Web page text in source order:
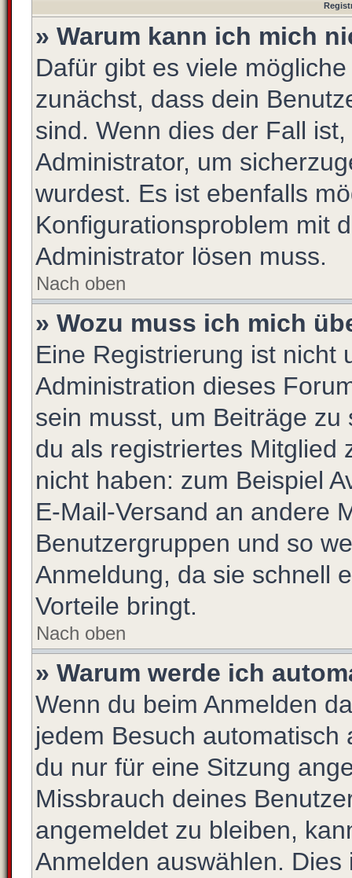
» Warum kann ich mich
Dafür gibt es viele
zunächst, dass dein
sind. Wenn dies der Fall
Administrator, um
wurdest. Es ist ebenfalls
Konfigurationsproblem mit
Administrator lösen muss.
Nach oben
» Wozu muss ich mich
Eine Registrierung ist nicht
Administration dieses
sein musst, um Beiträge
du als registriertes Mitglied
nicht haben: zum Beispiel
E-Mail-Versand an andere
Benutzergruppen und so
Anmeldung, da sie schnell
Vorteile bringt.
Nach oben
» Warum werde ich
Wenn du beim Anmelden
jedem Besuch automatisch
du nur für eine Sitzung
Missbrauch deines
angemeldet zu bleiben,
Anmelden auswählen.